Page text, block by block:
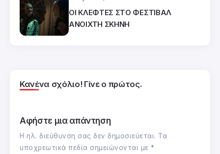
ΟΙ ΚΛΕΦΤΕΣ ΣΤΟ ΦΕΣΤΙΒΑΛ
ΑΝΟΙΧΤΗ ΣΚΗΝΗ
Κανένα σχόλιο! Γίνε ο πρώτος.
Αφήστε μια απάντηση
Η ηλ. διεύθυνση σας δεν δημοσιεύεται. Τα
υποχρεωτικά πεδία σημειώνονται με *